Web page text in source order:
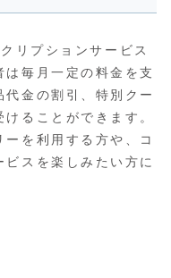
リプションサービス
毎月一定の料金を支
金の割引、特別クー
ることができます。
を利用する方や、コ
スを楽しみたい方に